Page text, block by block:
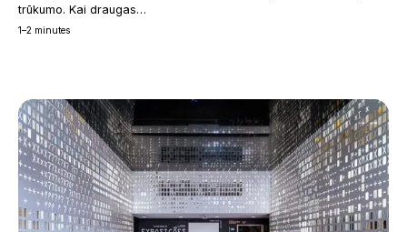
trūkumo. Kai draugas…
1–2 minutes